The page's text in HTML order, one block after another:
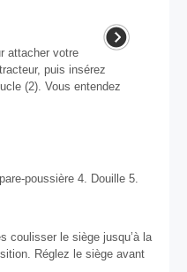
attacher votre
puis insérez
(2). Vous entendez
poussière 4. Douille 5.
coulisser le siège jusqu’à la
Réglez le siège avant